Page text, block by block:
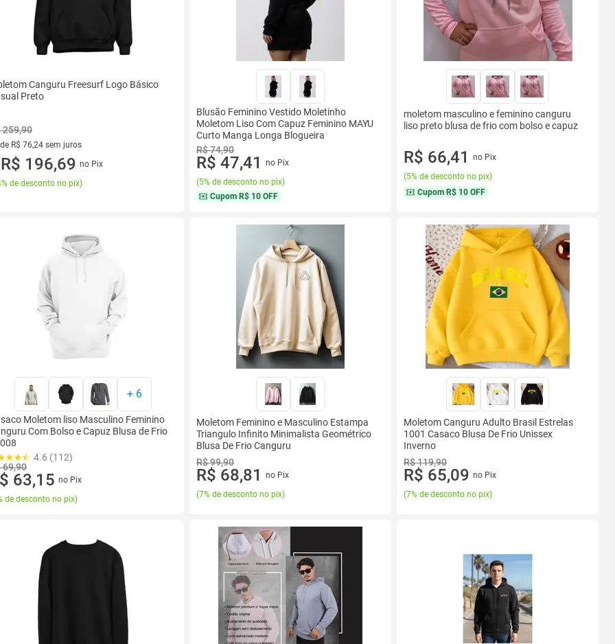
Canguru Freesurf Logo Básico
Preto
259,90
R$ 76,24 sem juros
de R$ 76,24 sem juros
R$ 196,69 no Pix
de desconto no pix)
Blusão Feminino Vestido Moletinho
Moletom Liso Com Capuz Feminino MAYU
Curto Manga Longa Blogueira
R$ 74,90
R$ 47,41
no Pix
(5% de desconto no pix)
Cupom R$ 10 OFF
moletom masculino e feminino canguru
liso preto blusa de frio com bolso e capuz
R$ 66,41
no Pix
(5% de desconto no pix)
Cupom R$ 10 OFF
+ 6
Moletom liso Masculino Feminino
Com Bolso e Capuz Blusa de Frio
4.6 (112)
69,90
63,15 no Pix
de desconto no pix)
Moletom Feminino e Masculino Estampa
Triangulo Infinito Minimalista Geométrico
Blusa De Frio Canguru
R$ 99,90
R$ 68,81
no Pix
(7% de desconto no pix)
Moletom Canguru Adulto Brasil Estrelas
1001 Casaco Blusa De Frio Unissex
Inverno
R$ 119,90
R$ 65,09 no Pix
(7% de desconto no pix)